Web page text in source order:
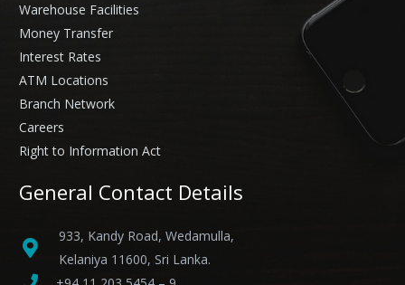
Warehouse Facilities
Money Transfer
Interest Rates
ATM Locations
Branch Network
Careers
Right to Information Act
General Contact Details
933, Kandy Road, Wedamulla,
Kelaniya 11600, Sri Lanka.